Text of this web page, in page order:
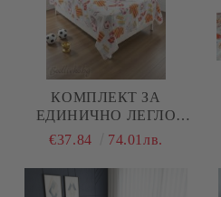
КОМПЛЕКТ ЗА
ЕДИНИЧНО ЛЕГЛО
ФУТБОЛ , 100%
(ПОПЛИН), 3 ЧАСТИ
€37.84 74.01лв.